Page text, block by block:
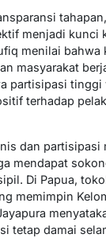
menjadi kunci
menilai bahwa
masyarakat
partisipasi tinggi
terhadap
dan partisipasi
mendapat
Di Papua,
memimpin
tetap damai